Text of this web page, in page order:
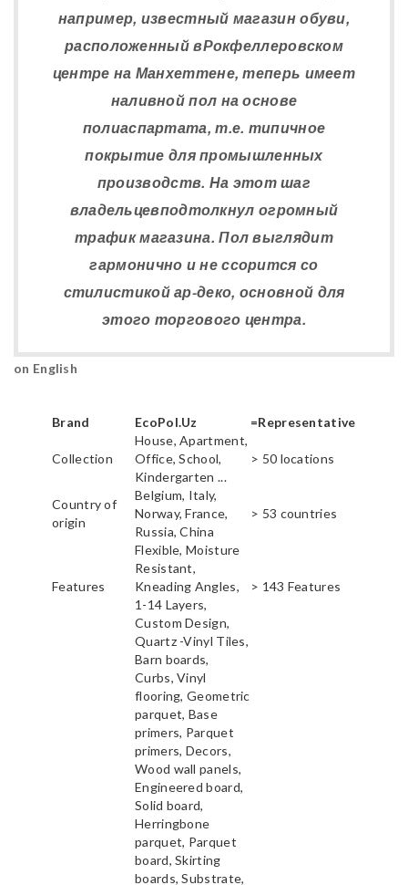
например, известный магазин обуви,
расположенный вРокфеллеровском
центре на Манхеттене, теперь имеет
наливной пол на основе
полиаспартата, т.е. типичное
покрытие для промышленных
производств. На этот шаг
владельцевподтолкнул огромный
трафик магазина. Пол выглядит
гармонично и не ссорится со
стилистикой ар-деко, основной для
этого торгового центра.
on English
Brand EcoPol.Uz =Representative
Collection
House, Apartment,
Office, School,
Kindergarten ...
> 50 locations
Country of
origin
Belgium, Italy,
Norway, France,
Russia, China
> 53 countries
Features
Flexible, Moisture
Resistant,
Kneading Angles,
1-14 Layers,
Custom Design,
> 143 Features
Quartz -Vinyl Tiles,
Barn boards,
Curbs, Vinyl
flooring, Geometric
parquet, Base
primers, Parquet
primers, Decors,
Wood wall panels,
Engineered board,
Solid board,
Herringbone
parquet, Parquet
board, Skirting
boards, Substrate,